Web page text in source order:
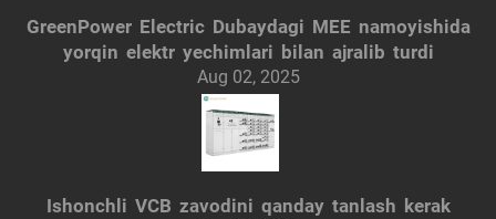
GreenPower Electric Dubaydagi MEE namoyishida
yorqin elektr yechimlari bilan ajralib turdi
Aug 02, 2025
Ishonchli VCB zavodini qanday tanlash kerak